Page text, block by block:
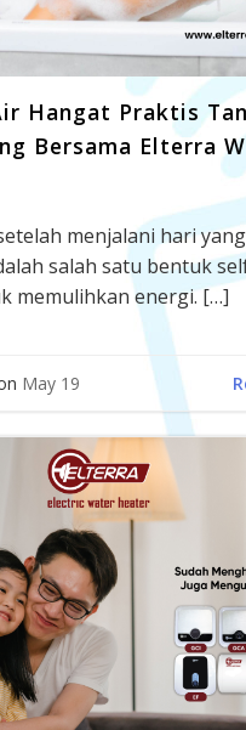
Hangat Praktis
Bersama Elterra
menjalani hari
salah satu bentuk
memulihkan energi. […]
May 19